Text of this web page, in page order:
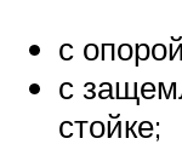
с
с
стойке;